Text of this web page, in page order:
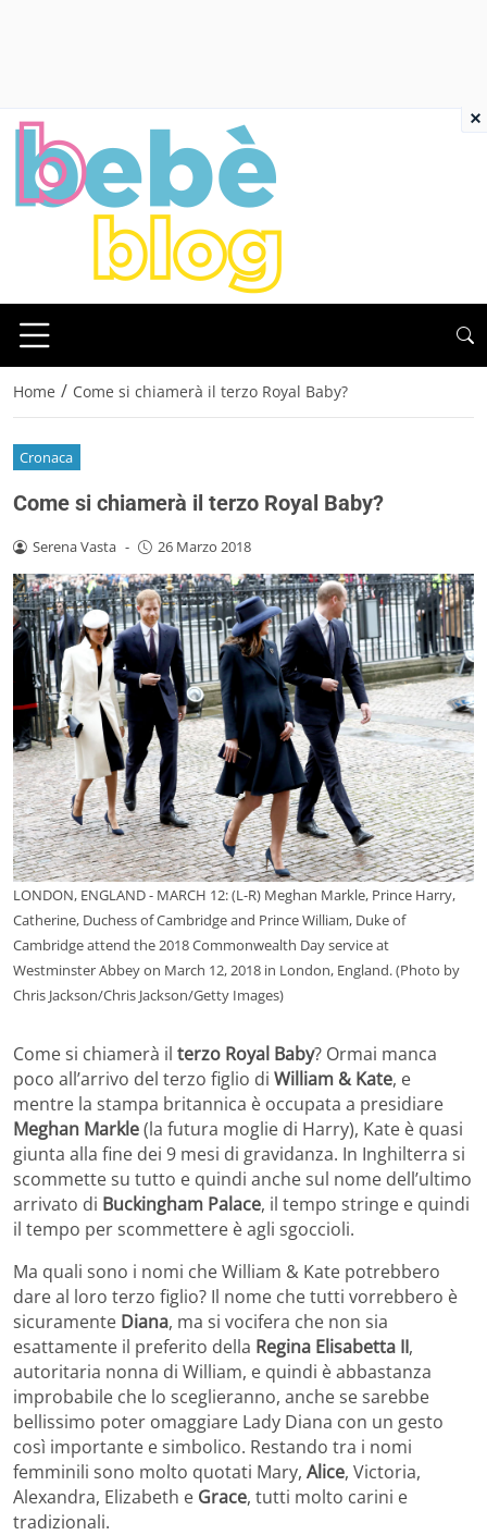
Home / Come si chiamerà il terzo Royal Baby?
Cronaca
Come si chiamerà il terzo Royal Baby?
Serena Vasta - 26 Marzo 2018
LONDON, ENGLAND - MARCH 12: (L-R) Meghan Markle, Prince Harry,
Catherine, Duchess of Cambridge and Prince William, Duke of
Cambridge attend the 2018 Commonwealth Day service at
Westminster Abbey on March 12, 2018 in London, England. (Photo by
Chris Jackson/Chris Jackson/Getty Images)
Come si chiamerà il terzo Royal Baby? Ormai manca
poco all’arrivo del terzo figlio di William & Kate, e
mentre la stampa britannica è occupata a presidiare
Meghan Markle(la futura moglie di Harry), Kate è quasi
giunta alla fine dei 9 mesi di gravidanza. In Inghilterra si
scommette su tutto e quindi anche sul nome dell’ultimo
arrivato di Buckingham Palace, il tempo stringe e quindi
il tempo per scommettere è agli sgoccioli.
Ma quali sono i nomi che William & Kate potrebbero
dare al loro terzo figlio? Il nome che tutti vorrebbero è
sicuramente Diana, ma si vocifera che non sia
esattamente il preferito della Regina Elisabetta II,
autoritaria nonna di William, e quindi è abbastanza
improbabile che lo sceglieranno, anche se sarebbe
bellissimo poter omaggiare Lady Diana con un gesto
così importante e simbolico. Restando tra i nomi
femminili sono molto quotati Mary, Alice, Victoria,
Alexandra, Elizabeth e Grace, tutti molto carini e
tradizionali.
×